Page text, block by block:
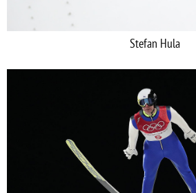
Stefan Hula